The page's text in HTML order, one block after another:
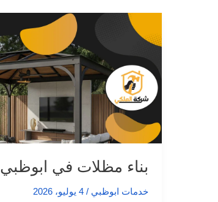
بناء مظلات في ابوظبي
خدمات ابوظبي /4 يوليو، 2026